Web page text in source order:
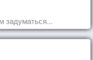
задуматься...